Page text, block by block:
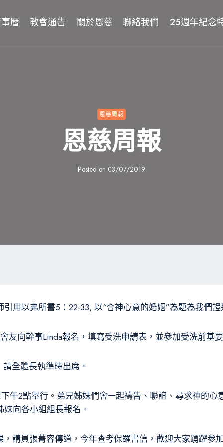
曆 教會通告 關於恩慈 聯絡我們 25週年紀念
恩慈周報
恩慈周報
Posted on 03/07/2019
用以弗所書5：22-33, 以“合神心意的婚姻”為題為我們證
友向幹事Linda報名，填寫受洗申請表，並參加受洗前基
全體長執準時出席。
午2點舉行。弟兄姊妹們會一起禱告、聯誼、尋求神的
向各小組組長報名。
講員張菁容傳道，今年查考保羅書信，歡迎大家踴躍参